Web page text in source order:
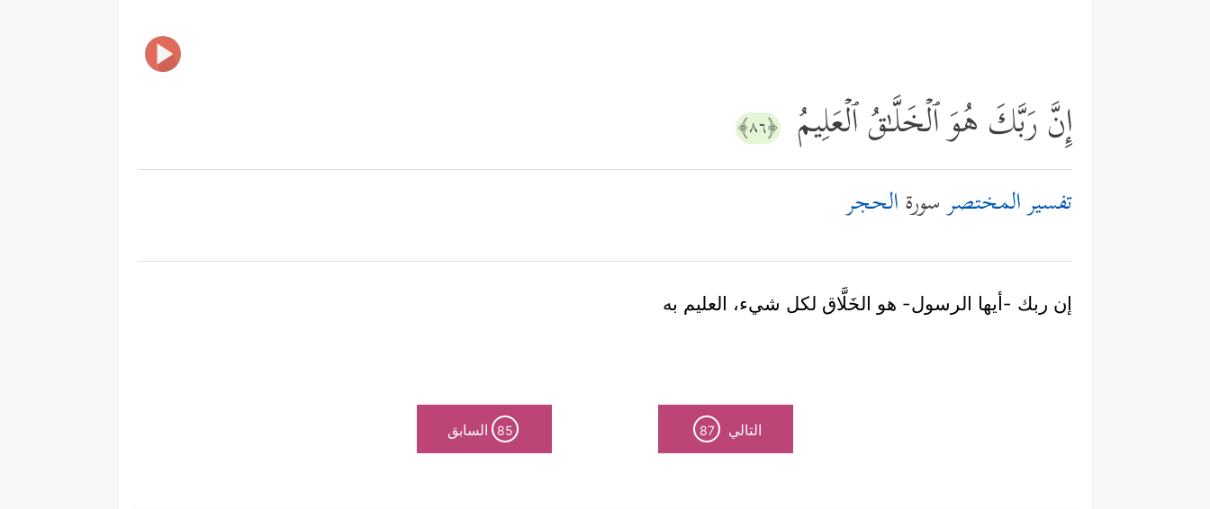
إِنَّ رَبَّكَ هُوَ ٱلۡخَلَّـٰقُ ٱلۡعَلِیمُ ﴿٨٦﴾
تفسير المختصرسورةالحجر
إن ربك -أيها الرسول- هو الخَلَّاق لكل شيء، العليم به
التالي 87
85 السابق